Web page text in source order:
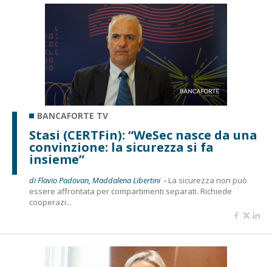
BANCAFORTE TV
Stasi (CERTFin): “WeSec nasce da una
convinzione: la sicurezza si fa
insieme”
di Flavio Padovan, Maddalena Libertini - La sicurezza non può
essere affrontata per compartimenti separati. Richiede
cooperazi...